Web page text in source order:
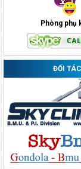
Phòng phụ
ĐỐI TÁC